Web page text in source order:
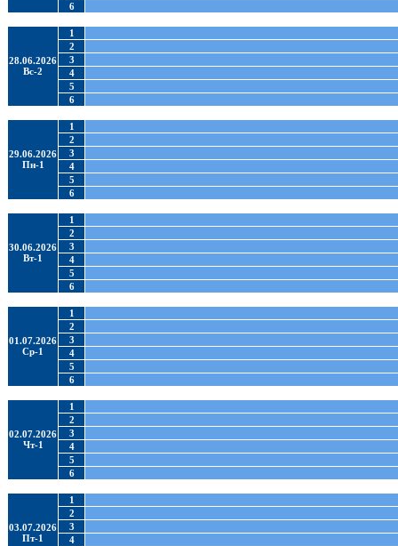
6
28.06.2026
Вс-2
1
2
3
4
5
6
29.06.2026
Пн-1
1
2
3
4
5
6
30.06.2026
Вт-1
1
2
3
4
5
6
01.07.2026
Ср-1
1
2
3
4
5
6
02.07.2026
Чт-1
1
2
3
4
5
6
03.07.2026
Пт-1
1
2
3
4